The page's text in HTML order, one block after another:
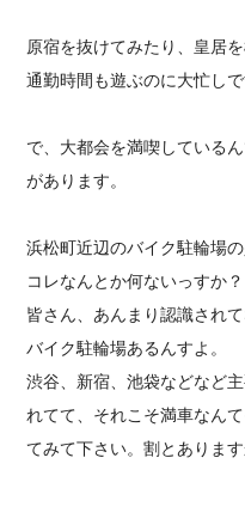
原宿を抜けてみたり、皇居
通勤時間も遊ぶのに大忙しで
で、大都会を満喫している
があります。
浜松町近辺のバイク駐輪場
コレなんとか何ないっすか？
皆さん、あんまり認識され
バイク駐輪場あるんすよ。
渋谷、新宿、池袋などなど
れてて、それこそ満車なん
てみて下さい。割とあります